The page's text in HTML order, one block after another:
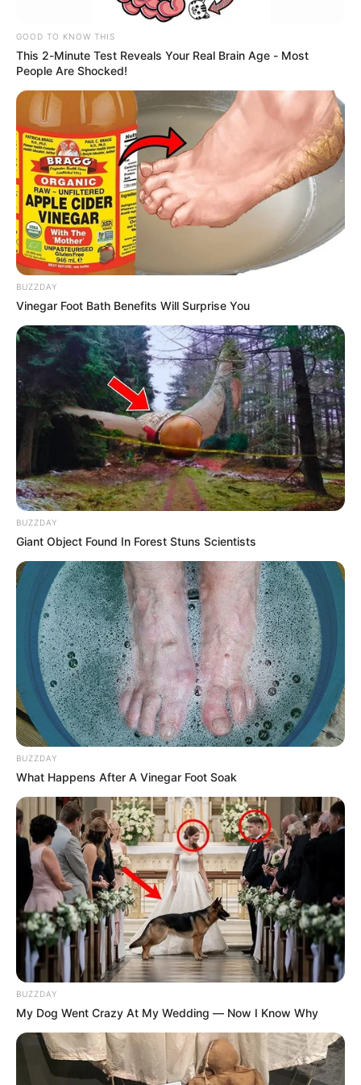
ANDY RIVERA
Yeison Jiménez y Andy Rivera
lanzaron canción: ¿Se la dedicaría a su
ex?
ANDY RIVERA
Jhonny Rivera se
despacha contra el
fuertes'
ANDY RIVERA
Jhonny y Andy Rivera le
cantan al despecho con su
nuevo temazo
ROBO
Andy Rivera fue víctima de
millonario robo en su casa
en Medellín
HIJOS
Andy Rivera le está
buscando mamá a su
segundo hijo: muchas ya
le envian hojas de vida
ALERTA PAISA
Andy Rivera pasó difícil
momento y recayó en
depresión: estuvo
hospitalizado
ANDY RIVERA
colombiano se une a la
crisis de depresión que
pasa Juanes y J Balvin
GOOD TO KNOW THIS
This 2-Minute Test Reveals Your Real Brain Age - Most
People Are Shocked!
BUZZDAY
Vinegar Foot Bath Benefits Will Surprise You
BUZZDAY
Giant Object Found In Forest Stuns Scientists
BUZZDAY
What Happens After A Vinegar Foot Soak
BUZZDAY
My Dog Went Crazy At My Wedding — Now I Know Why